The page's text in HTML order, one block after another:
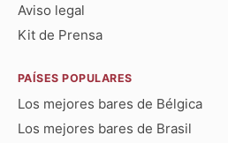
Aviso legal
Kit de Prensa
PAÍSES POPULARES
Los mejores bares de Bélgica
Los mejores bares de Brasil